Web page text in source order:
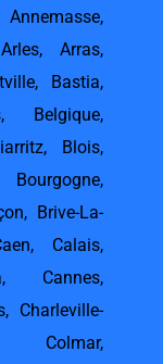
Annemasse,
Arles, Arras,
, Bastia,
, Belgique,
, Blois,
Bourgogne,
, Brive-La-
, Calais,
, Cannes,
, Charleville-
Colmar,